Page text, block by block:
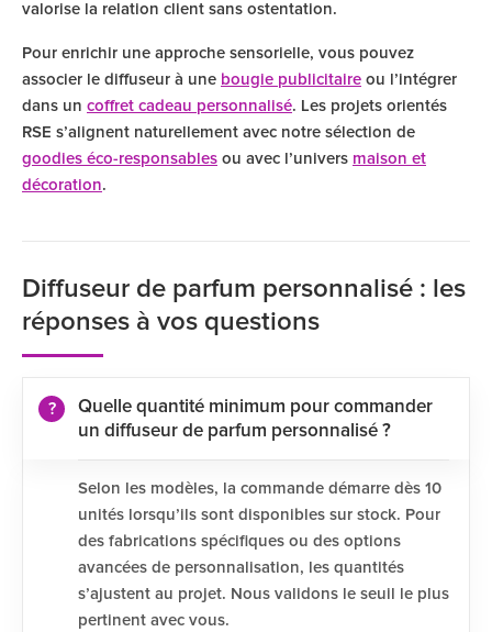
valorise la relation client sans ostentation.
Pour enrichir une approche sensorielle, vous pouvez
associer le diffuseur à une bougie publicitaire ou l’intégrer
dans un coffret cadeau personnalisé. Les projets orientés
RSE s’alignent naturellement avec notre sélection de
goodies éco-responsables ou avec l’univers maison et
décoration.
Diffuseur de parfum personnalisé : les
réponses à vos questions
Quelle quantité minimum pour commander
un diffuseur de parfum personnalisé ?
Selon les modèles, la commande démarre dès 10
unités lorsqu’ils sont disponibles sur stock. Pour
des fabrications spécifiques ou des options
avancées de personnalisation, les quantités
s’ajustent au projet. Nous validons le seuil le plus
pertinent avec vous.